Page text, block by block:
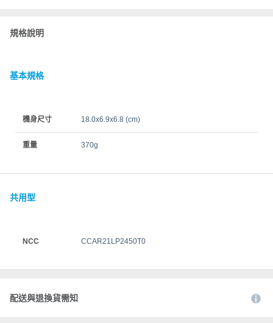
規格說明
基本規格
機身尺寸 18.0x6.9x6.8 (cm)
重量 370g
共用型
NCC CCAR21LP2450T0
配送與退換貨需知